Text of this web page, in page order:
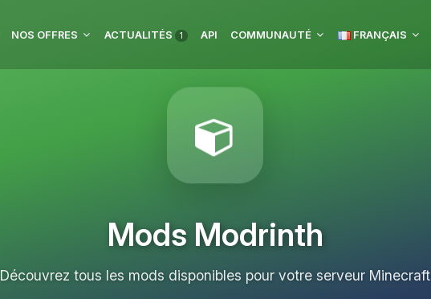
NOS OFFRES ACTUALITÉS 1 API COMMUNAUTÉ FRANÇAIS
Mods Modrinth
Découvrez tous les mods disponibles pour votre serveur Minecraft